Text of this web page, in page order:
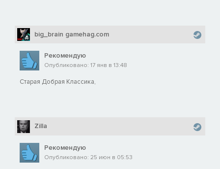
big_brain gamehag.com
Рекомендую
Опубликовано: 17 янв в 13:48
Старая Добрая Классика,
Zilla
Рекомендую
Опубликовано: 25 июн в 05:53